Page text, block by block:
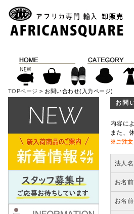
TOPページ > お問い合わせ(入力ページ)
お問
内容に
また、
※ご注文
法人名
お名前
お名